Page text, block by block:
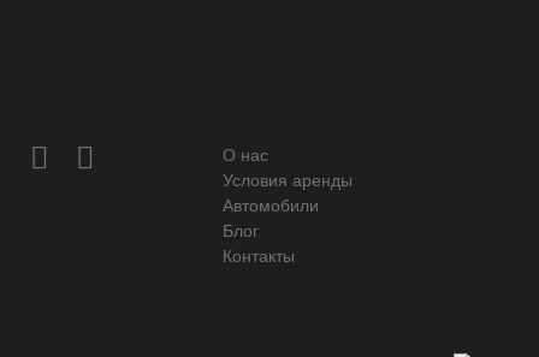
О нас
Условия аренды
Автомобили
Блог
Контакты